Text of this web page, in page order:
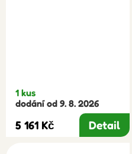
1 kus
dodání od 9. 8. 2026
5 161 Kč Detail